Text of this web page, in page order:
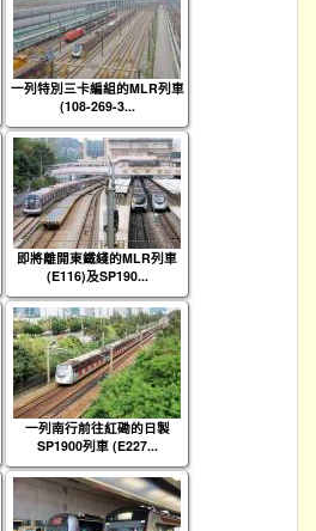
一列特別三卡編組的MLR列車
(108-269-3...
即將離開東鐵綫的MLR列車
(E116)及SP190...
一列南行前往紅磡的日製
SP1900列車 (E227...